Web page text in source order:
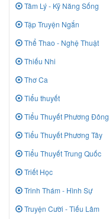
Tâm Lý - Kỹ Năng Sống
Tập Truyện Ngắn
Thể Thao - Nghệ Thuật
Thiếu Nhi
Thơ Ca
Tiểu thuyết
Tiểu Thuyết Phương Đông
Tiểu Thuyết Phương Tây
Tiểu Thuyết Trung Quốc
Triết Học
Trinh Thám - Hình Sự
Truyện Cười - Tiếu Lâm